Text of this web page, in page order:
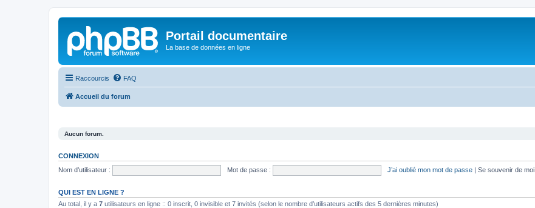
Portail documentaire
La base de données en ligne
Raccourcis FAQ
Accueil du forum
Aucun forum.
CONNEXION
Nom d’utilisateur :
Mot de passe : J’ai oublié mon mot de passe | Se souvenir de moi
QUI EST EN LIGNE ?
Au total, il y a 7 utilisateurs en ligne :: 0 inscrit, 0 invisible et 7 invités (selon le nombre d’utilisateurs actifs des 5 dernières minutes)